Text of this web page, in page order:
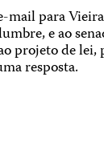
mail para
e ao
projeto de lei,
resposta.